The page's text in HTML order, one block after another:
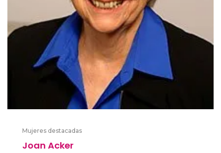
Mujeres destacadas
Joan Acker